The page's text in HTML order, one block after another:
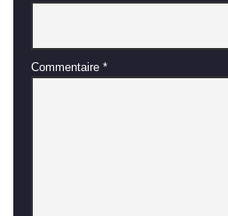
Commentaire *